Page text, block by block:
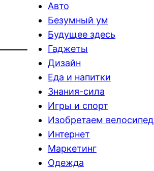
Авто
Безумный ум
Будущее здесь
Гаджеты
Дизайн
Еда и напитки
Знания-сила
Игры и спорт
Изобретаем велосипед
Интернет
Маркетинг
Одежда